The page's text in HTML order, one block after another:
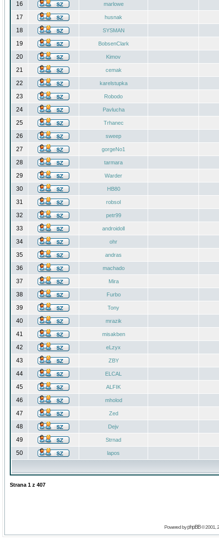
16 marlowe
17 husnak
18 SYSMAN
19 BobsenClark
20 Kimov
21 cemak
22 karelstupka
23 Robodo
24 Pavlucha
25 Trhanec
26 sweep
27 gorgeNo1
28 tarmara
29 Warder
30 HB80
31 robsol
32 petr99
33 androidoll
34 ohr
35 andras
36 machado
37 Mira
38 Furbo
39 Tony
40 mrazik
41 misakben
42 eLzyx
43 ZBY
44 ELCAL
45 ALFIK
46 mholod
47 Zed
48 Dejv
49 Strnad
50 lapos
Strana 1 z 407
Powered byphpBB© 2001,